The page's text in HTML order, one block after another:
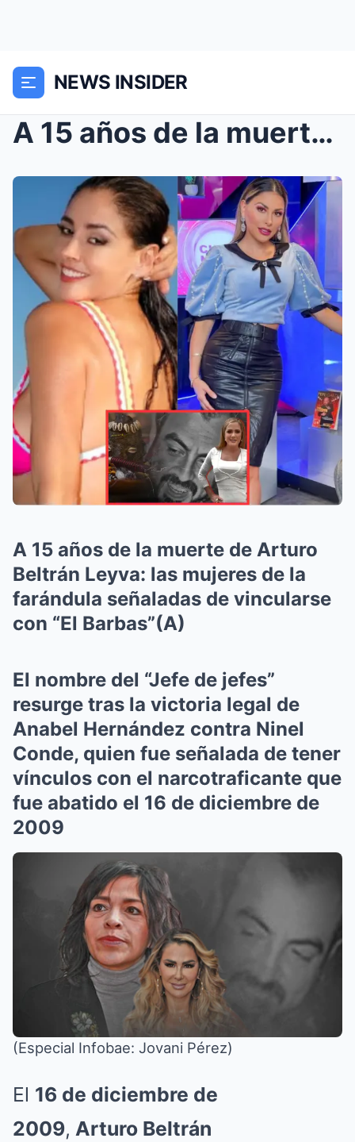
NEWS INSIDER
A 15 años de la muerte de Arturo Beltrán Leyva: la...
A 15 años de la muerte de Arturo
Beltrán Leyva: las mujeres de la
farándula señaladas de vincularse
con “El Barbas”(A)
El nombre del “Jefe de jefes”
resurge tras la victoria legal de
Anabel Hernández contra Ninel
Conde, quien fue señalada de tener
vínculos con el narcotraficante que
fue abatido el 16 de diciembre de
2009
(Especial Infobae: Jovani Pérez)
El 16 de diciembre de
2009, Arturo Beltrán